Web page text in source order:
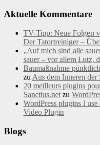
Aktuelle Kommentare
TV-Tipp: Neue Folgen
Der Tatortreiniger –
„Auf mich sind alle
sauer – vor allem Lutz,
Baumaßnahme
zu Aus dem Inneren der
20 meilleurs plugins
Sanctius.net zu
WordPress plugins I
Video Plugin
Blogs